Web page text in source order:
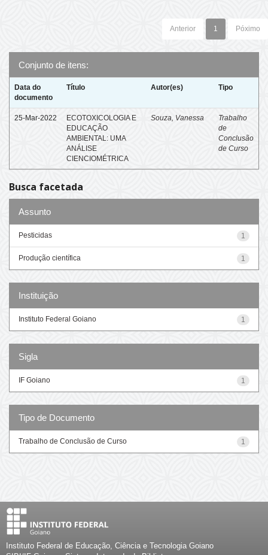
Anterior 1 Póximo
Conjunto de itens:
Data do
documento
Título Autor(es) Tipo
25-Mar-2022
ECOTOXICOLOGIA E
EDUCAÇÃO
AMBIENTAL: UMA
ANÁLISE
CIENCIOMÉTRICA
Souza, Vanessa
Trabalho
de
Conclusão
de Curso
Busca facetada
Assunto
1
Pesticidas
1
Produção científica
Instituição
1
Instituto Federal Goiano
Sigla
1
IF Goiano
Tipo de Documento
1
Trabalho de Conclusão de Curso
Instituto Federal de Educação, Ciência e Tecnologia Goiano